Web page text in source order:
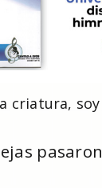
criatura,